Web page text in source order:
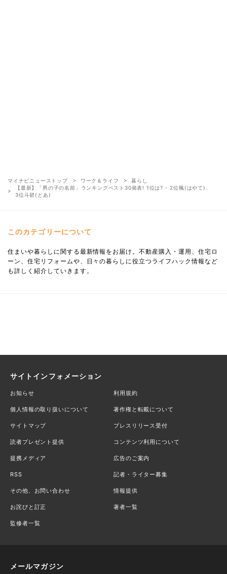
マイナビニューストップ ワーク＆ライフ
暮らし
【最新】「男の子の名前」ランキングベスト30発表! 1位は? - 2位颯(はやて)、
3位斗碧(とあ)
このカテゴリーについて
住まいや暮らしに関する最新情報をお届け。不動産購入・運用、住宅ロ
ーン、住宅リフォームや、日々の暮らしに役立つライフハック情報など
も詳しく紹介していきます。
サイトインフォメーション
お知らせ 利用規約
個人情報の取り扱いについて 著作権と転載について
サイトマップ プレスリリース受付
読者プレゼント提供 コンテンツ利用について
提携メディア 広告のご案内
RSS 記者・ライター募集
その他、お問い合わせ 情報提供
お詫びと訂正 著者一覧
監修者一覧
メールマガジン